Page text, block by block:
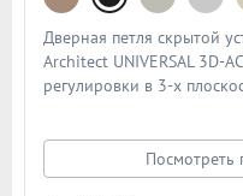
Дверная петля скрытой
Architect UNIVERSAL 3D-
регулировки в 3-х
нагрузку до 60кг и
111,3x28,9x34. Цвет:
представлена схема и
Посмотреть